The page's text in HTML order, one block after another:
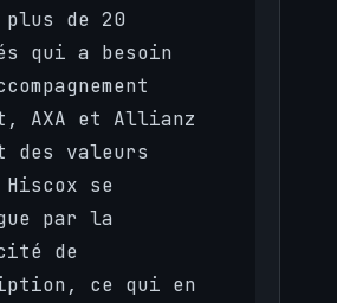
plus de 20
qui a besoin
AXA et Allianz
des valeurs
se
par la
de
ce qui en